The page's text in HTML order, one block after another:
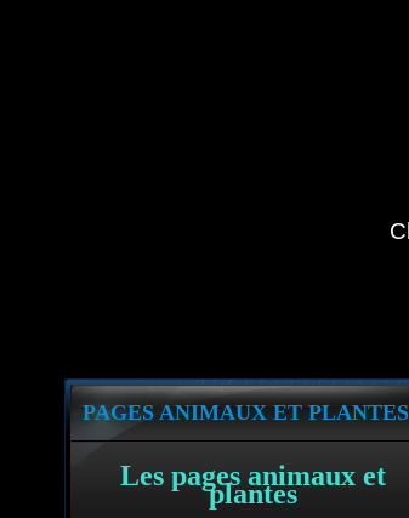
PAGES ANIMAUX ET PLANTES
Les pages animaux et
plantes